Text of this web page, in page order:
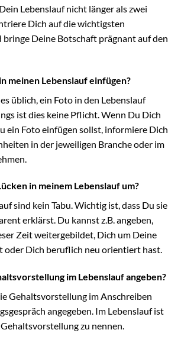
Lebenslauf nicht länger als zwei
Dich auf die wichtigsten
Deine Botschaft prägnant auf den
meinen Lebenslauf einfügen?
üblich, ein Foto in den Lebenslauf
ist dies keine Pflicht. Wenn Du Dich
ein Foto einfügen sollst, informiere Dich
in der jeweiligen Branche oder im
in meinem Lebenslauf um?
sind kein Tabu. Wichtig ist, dass Du sie
erklärst. Du kannst z.B. angeben,
Zeit weitergebildet, Dich um Deine
oder Dich beruflich neu orientiert hast.
im Lebenslauf angeben?
Gehaltsvorstellung im Anschreiben
angegeben. Im Lebenslauf ist
zu nennen.